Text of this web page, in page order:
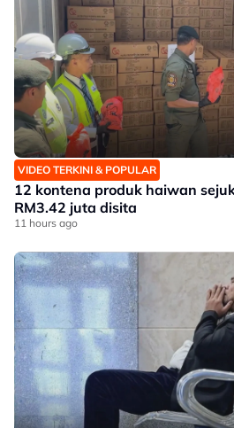
VIDEO TERKINI & POPULAR
12 kontena produk haiwan
RM3.42 juta disita
11 hours ago